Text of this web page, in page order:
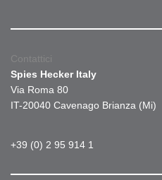
Contattici
Spies Hecker Italy
Via Roma 80
IT-20040 Cavenago Brianza (Mi)
+39 (0) 2 95 914 1